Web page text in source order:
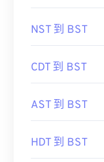
NST 到 BST
CDT 到 BST
AST 到 BST
HDT 到 BST